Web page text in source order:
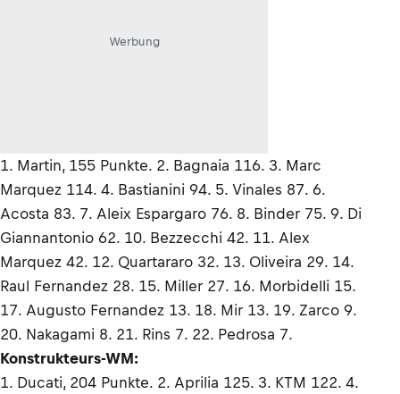
Werbung
1. Martin, 155 Punkte. 2. Bagnaia 116. 3. Marc
Marquez 114. 4. Bastianini 94. 5. Vinales 87. 6.
Acosta 83. 7. Aleix Espargaro 76. 8. Binder 75. 9. Di
Giannantonio 62. 10. Bezzecchi 42. 11. Alex
Marquez 42. 12. Quartararo 32. 13. Oliveira 29. 14.
Raul Fernandez 28. 15. Miller 27. 16. Morbidelli 15.
17. Augusto Fernandez 13. 18. Mir 13. 19. Zarco 9.
20. Nakagami 8. 21. Rins 7. 22. Pedrosa 7.
Konstrukteurs-WM:
1. Ducati, 204 Punkte. 2. Aprilia 125. 3. KTM 122. 4.